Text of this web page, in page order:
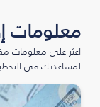
معلومات
اعثر على معلومات
لمساعدتك في